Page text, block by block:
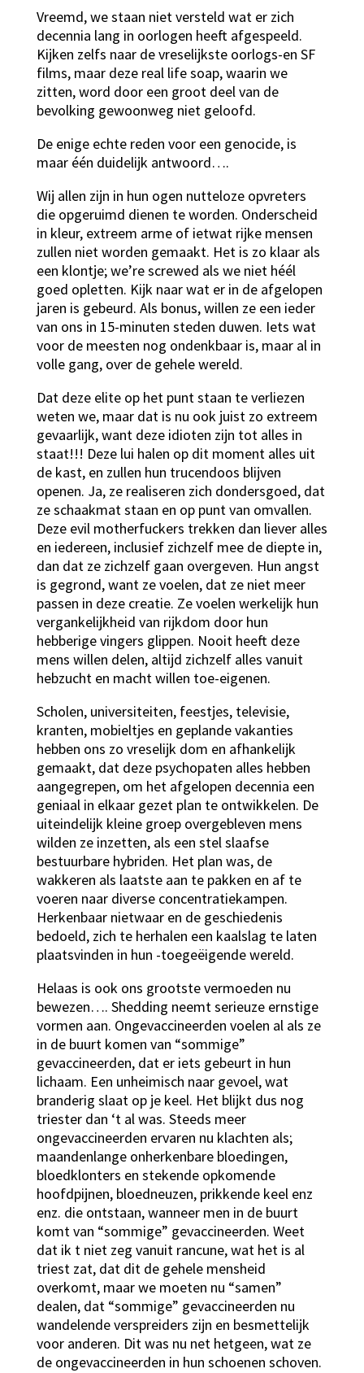
Vreemd, we staan niet versteld wat er zich
decennia lang in oorlogen heeft afgespeeld.
Kijken zelfs naar de vreselijkste oorlogs-en SF
films, maar deze real life soap, waarin we
zitten, word door een groot deel van de
bevolking gewoonweg niet geloofd.
De enige echte reden voor een genocide, is
maar één duidelijk antwoord….
Wij allen zijn in hun ogen nutteloze opvreters
die opgeruimd dienen te worden. Onderscheid
in kleur, extreem arme of ietwat rijke mensen
zullen niet worden gemaakt. Het is zo klaar als
een klontje; we’re screwed als we niet héél
goed opletten. Kijk naar wat er in de afgelopen
jaren is gebeurd. Als bonus, willen ze een ieder
van ons in 15-minuten steden duwen. Iets wat
voor de meesten nog ondenkbaar is, maar al in
volle gang, over de gehele wereld.
Dat deze elite op het punt staan te verliezen
weten we, maar dat is nu ook juist zo extreem
gevaarlijk, want deze idioten zijn tot alles in
staat!!! Deze lui halen op dit moment alles uit
de kast, en zullen hun trucendoos blijven
openen. Ja, ze realiseren zich dondersgoed, dat
ze schaakmat staan en op punt van omvallen.
Deze evil motherfuckers trekken dan liever alles
en iedereen, inclusief zichzelf mee de diepte in,
dan dat ze zichzelf gaan overgeven. Hun angst
is gegrond, want ze voelen, dat ze niet meer
passen in deze creatie. Ze voelen werkelijk hun
vergankelijkheid van rijkdom door hun
hebberige vingers glippen. Nooit heeft deze
mens willen delen, altijd zichzelf alles vanuit
hebzucht en macht willen toe-eigenen.
Scholen, universiteiten, feestjes, televisie,
kranten, mobieltjes en geplande vakanties
hebben ons zo vreselijk dom en afhankelijk
gemaakt, dat deze psychopaten alles hebben
aangegrepen, om het afgelopen decennia een
geniaal in elkaar gezet plan te ontwikkelen. De
uiteindelijk kleine groep overgebleven mens
wilden ze inzetten, als een stel slaafse
bestuurbare hybriden. Het plan was, de
wakkeren als laatste aan te pakken en af te
voeren naar diverse concentratiekampen.
Herkenbaar nietwaar en de geschiedenis
bedoeld, zich te herhalen een kaalslag te laten
plaatsvinden in hun -toegeëigende wereld.
Helaas is ook ons grootste vermoeden nu
bewezen…. Shedding neemt serieuze ernstige
vormen aan. Ongevaccineerden voelen al als ze
in de buurt komen van “sommige”
gevaccineerden, dat er iets gebeurt in hun
lichaam. Een unheimisch naar gevoel, wat
branderig slaat op je keel. Het blijkt dus nog
triester dan ‘t al was. Steeds meer
ongevaccineerden ervaren nu klachten als;
maandenlange onherkenbare bloedingen,
bloedklonters en stekende opkomende
hoofdpijnen, bloedneuzen, prikkende keel enz
enz. die ontstaan, wanneer men in de buurt
komt van “sommige” gevaccineerden. Weet
dat ik t niet zeg vanuit rancune, wat het is al
triest zat, dat dit de gehele mensheid
overkomt, maar we moeten nu “samen”
dealen, dat “sommige” gevaccineerden nu
wandelende verspreiders zijn en besmettelijk
voor anderen. Dit was nu net hetgeen, wat ze
de ongevaccineerden in hun schoenen schoven.